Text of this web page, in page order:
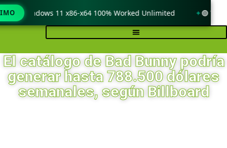
El catálogo de Bad Bunny podría
generar hasta 788.500 dólares
semanales, según Billboard
Windows 11 x86-x64 100% Worked Unlimited 🟢